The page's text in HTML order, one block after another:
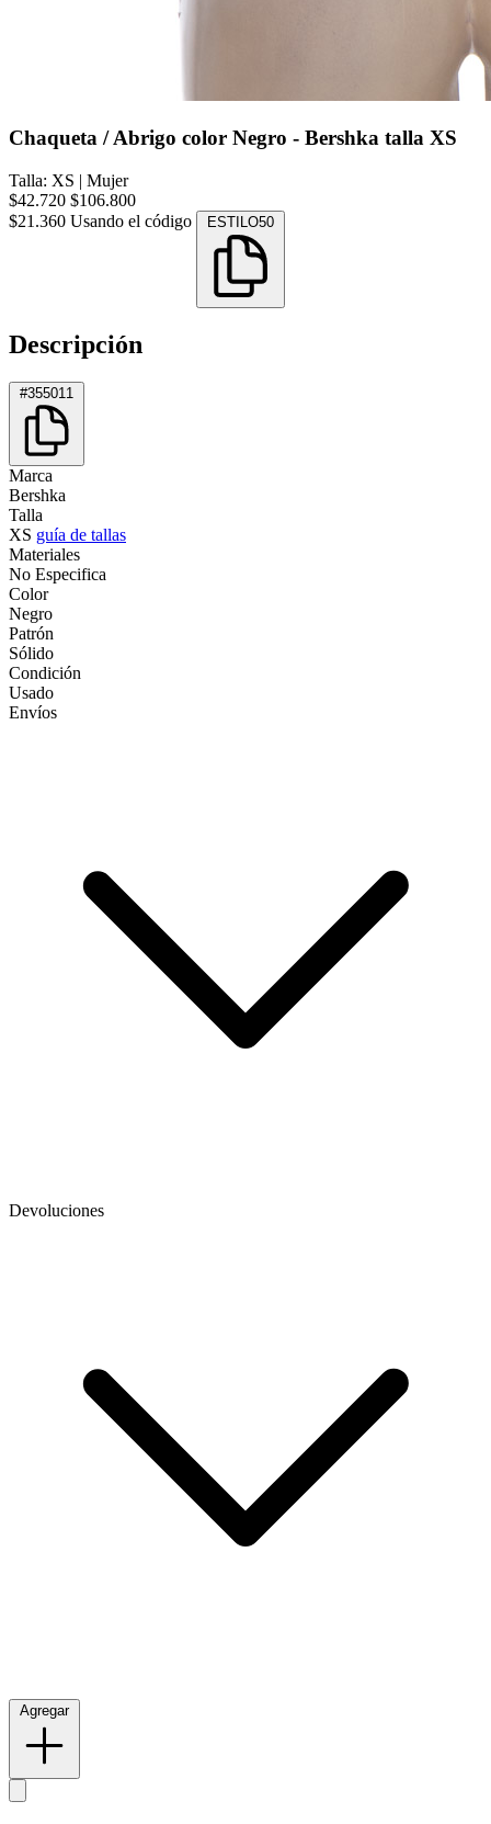
Chaqueta / Abrigo color Negro - Bershka talla XS
Talla: XS | Mujer
$42.720 $106.800
$21.360 Usando el código ESTILO50
Descripción
#355011
Marca
Bershka
Talla
XS guía de tallas
Materiales
No Especifica
Color
Negro
Patrón
Sólido
Condición
Usado
Envíos
Devoluciones
Agregar